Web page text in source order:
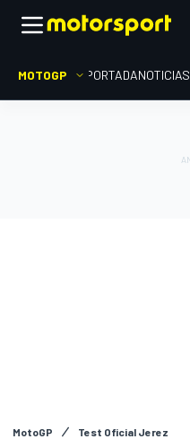
MOTOGP PORTADANOTICIAS
MotoGP Test Oficial Jerez